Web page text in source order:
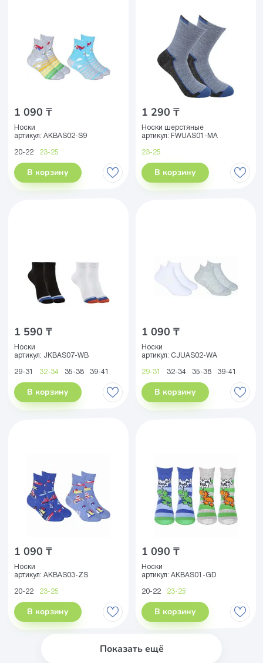
1 090 ₸
Носки
артикул: AKBAS02-S9
20-22 23-25
В корзину
1 290 ₸
Носки шерстяные
артикул: FWUAS01-MA
23-25
В корзину
1 590 ₸
Носки
артикул: JKBAS07-WB
29-31 32-34 35-38 39-41
В корзину
1 090 ₸
Носки
артикул: CJUAS02-WA
29-31 32-34 35-38 39-41
В корзину
1 090 ₸
Носки
артикул: AKBAS03-ZS
20-22 23-25
В корзину
1 090 ₸
Носки
артикул: AKBAS01-GD
20-22 23-25
В корзину
Показать ещё